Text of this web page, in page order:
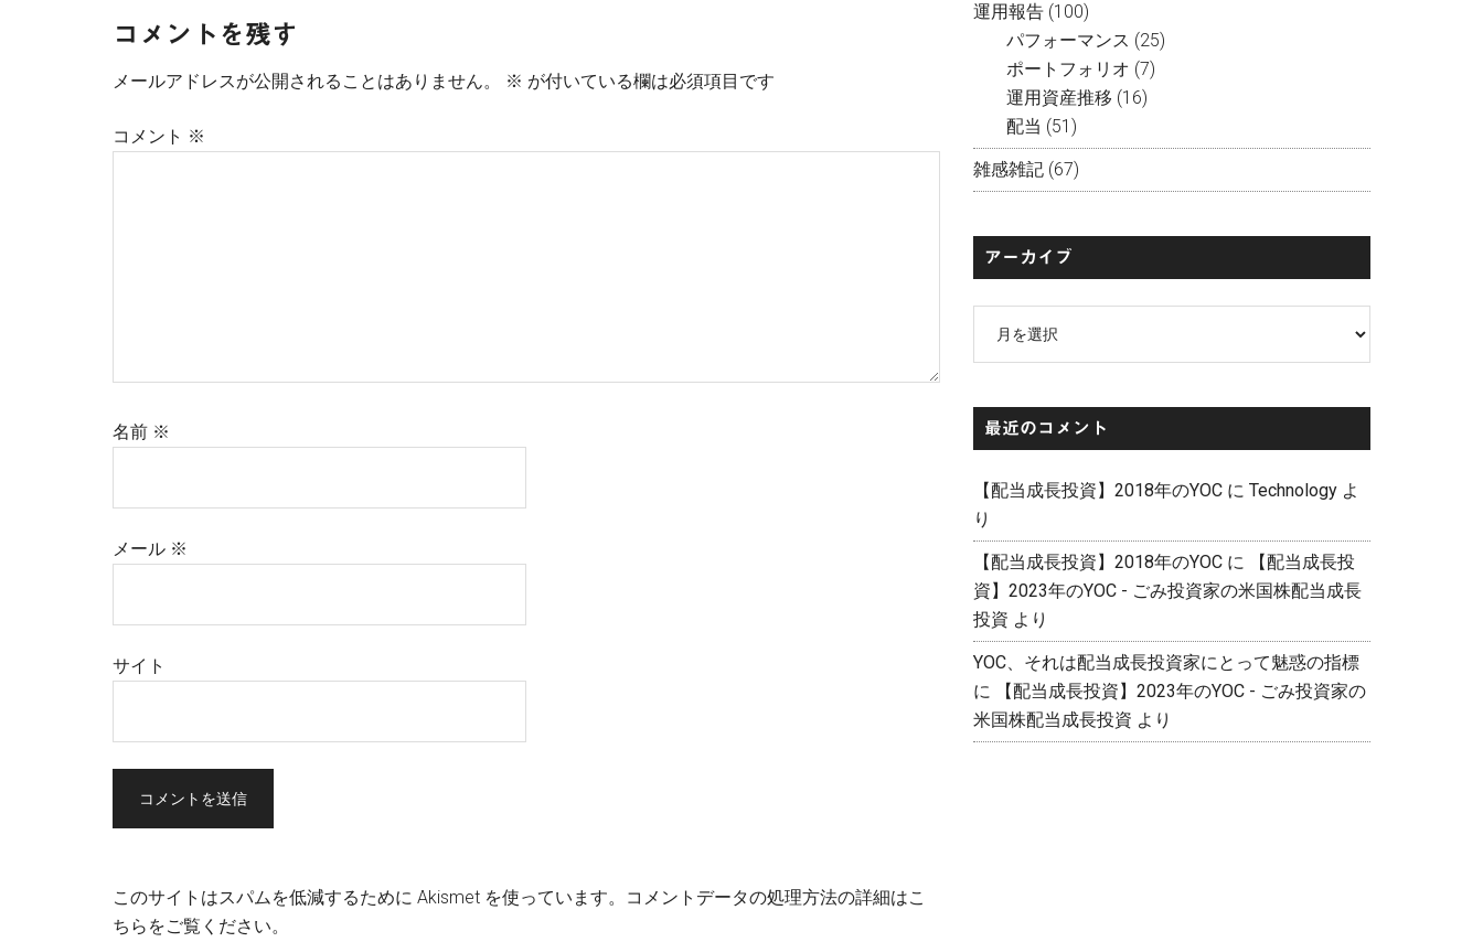
Reader
Interactions
コメントを残す
メールアドレスが公開されることはありません。 ※ が付いている欄は必須項目です
コメント ※
名前 ※
メール ※
サイト
このサイトはスパムを低減するために Akismet を使っています。
コメントデータの処理方法の詳細はこ
ちらをご覧ください。
運用報告 (100)
パフォーマンス (25)
ポートフォリオ (7)
運用資産推移 (16)
配当 (51)
雑感雑記 (67)
アーカイブ
イ
ブ最近のコメント
【配当成長投資】2018年のYOC に Technology よ
り
【配当成長投資】2018年のYOC に
【配当成長投
資】2023年のYOC - ごみ投資家の米国株配当成長
投資 より
YOC、それは配当成長投資家にとって魅惑の指標
に
【配当成長投資】2023年のYOC - ごみ投資家の
米国株配当成長投資 より